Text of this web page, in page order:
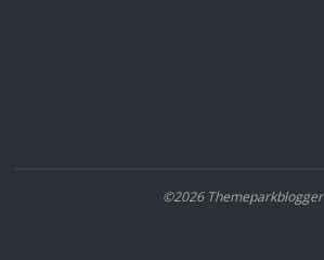
©2026 Themeparkblogger